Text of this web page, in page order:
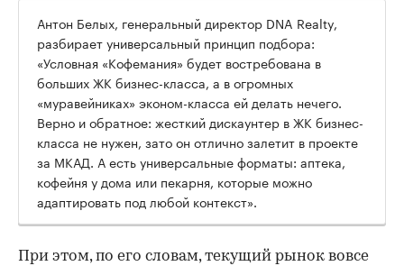
Антон Белых, генеральный директор DNA Realty,
разбирает универсальный принцип подбора:
«Условная «Кофемания» будет востребована в
больших ЖК бизнес-класса, а в огромных
«муравейниках» эконом-класса ей делать нечего.
Верно и обратное: жесткий дискаунтер в ЖК бизнес-
класса не нужен, зато он отлично залетит в проекте
за МКАД. А есть универсальные форматы: аптека,
кофейня у дома или пекарня, которые можно
адаптировать под любой контекст».
При этом, по его словам, текущий рынок вовсе